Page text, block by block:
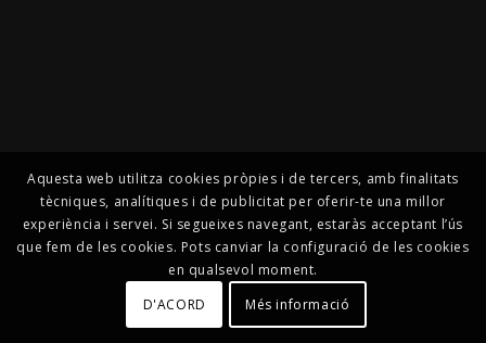
Aquesta web utilitza cookies pròpies i de tercers, amb finalitats
tècniques, analítiques i de publicitat per oferir-te una millor
experiència i servei. Si segueixes navegant, estaràs acceptant l’ús
que fem de les cookies. Pots canviar la configuració de les cookies
en qualsevol moment.
D'ACORD
Més informació